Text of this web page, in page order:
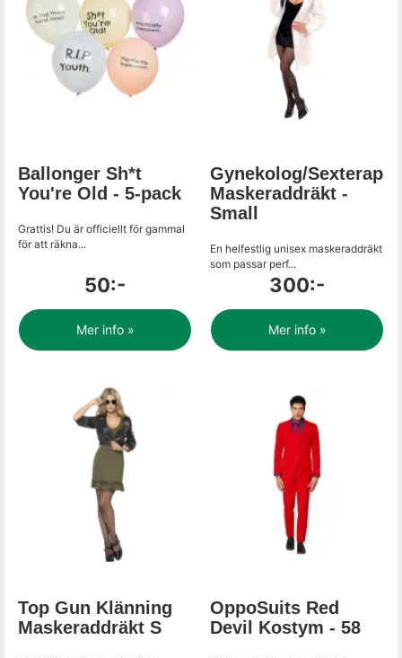
Ballonger Sh*t
You're Old - 5-pack
Grattis! Du är officiellt för gammal
för att räkna...
50:-
Mer info »
Gynekolog/
Maskeraddräkt -
Small
En helfestlig unisex maskeraddräkt
som passar perf...
300:-
Mer info »
Top Gun Klänning
Maskeraddräkt S
OppoSuits Red
Devil Kostym - 58